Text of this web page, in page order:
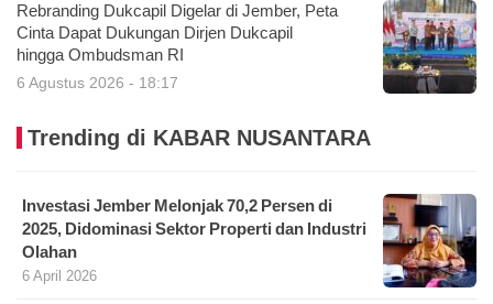
Rebranding Dukcapil Digelar di Jember, Peta
Cinta Dapat Dukungan Dirjen Dukcapil
hingga Ombudsman RI
6 Agustus 2026 - 18:17
Trending di KABAR NUSANTARA
Investasi Jember Melonjak 70,2 Persen di
2025, Didominasi Sektor Properti dan Industri
Olahan
6 April 2026